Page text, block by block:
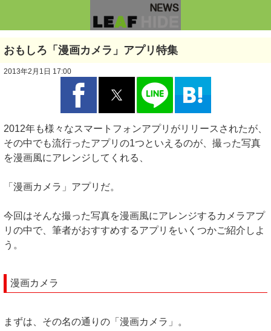
おもしろ「漫画カメラ」アプリ特集
2013年2月1日 17:00
2012年も様々なスマートフォンアプリがリリースされたが、
その中でも流行ったアプリの1つといえるのが、撮った写真
を漫画風にアレンジしてくれる、
「漫画カメラ」アプリだ。
今回はそんな撮った写真を漫画風にアレンジするカメラアプ
リの中で、筆者がおすすめするアプリをいくつかご紹介しよ
う。
漫画カメラ
まずは、その名の通りの「漫画カメラ」。